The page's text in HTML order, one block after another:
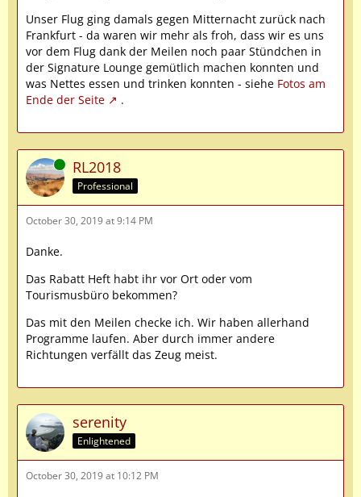
Unser Flug ging damals gegen Mitternacht zurück nach
Frankfurt - da waren wir mehr als froh, dass wir es uns
vor dem Flug dank der Meilen noch paar Stündchen in
der Signature Lounge gemütlich machen konnten und
was Nettes essen und trinken konnten - siehe Fotos am
Ende der Seite
.
Online RL2018
Professional
October 30, 2019 at 9:14 PM
Danke.
Das Rabatt Heft habt ihr vor Ort oder vom
Tourismusbüro bekommen?
Das mit den Meilen checke ich. Wir haben allerhand
Programme laufen. Aber durch immer andere
Richtungen verfällt das Zeug meist.
serenity
Enlightened
October 30, 2019 at 10:12 PM